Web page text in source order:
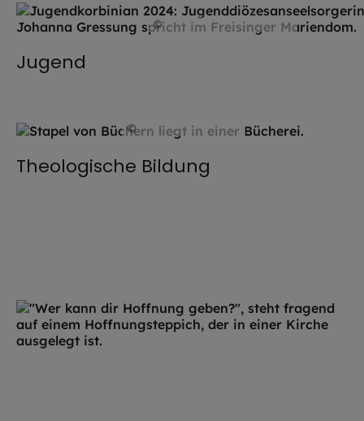
© Daniel Körberle / EOM
Jugend
© Imago / ingimage
Theologische Bildung